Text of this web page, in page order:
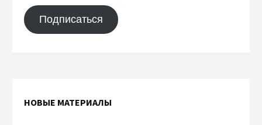
Подписаться
НОВЫЕ МАТЕРИАЛЫ